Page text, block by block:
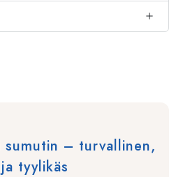
– turvallinen,
tyylikäs